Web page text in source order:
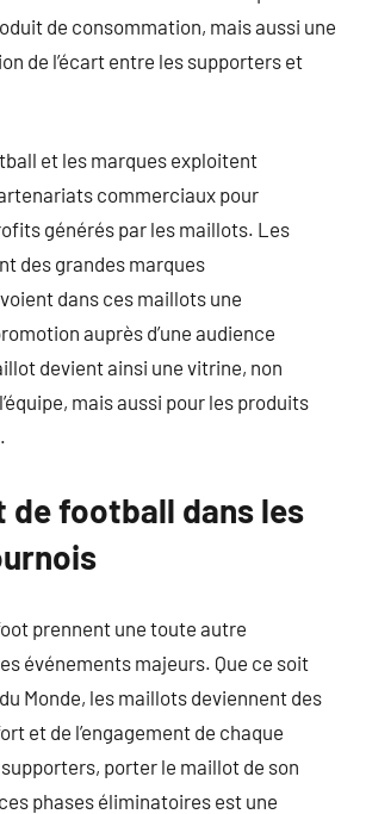
de consommation, mais aussi une
de l’écart entre les supporters et
et les marques exploitent
commerciaux pour
générés par les maillots. Les
des grandes marques
dans ces maillots une
auprès d’une audience
devient ainsi une vitrine, non
mais aussi pour les produits
de football dans les
prennent une toute autre
événements majeurs. Que ce soit
Monde, les maillots deviennent des
et de l’engagement de chaque
porter le maillot de son
phases éliminatoires est une